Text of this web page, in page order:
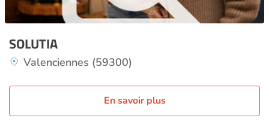
SOLUTIA
Valenciennes (59300)
En savoir plus